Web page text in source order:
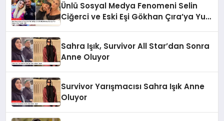
Ünlü Sosyal Medya Fenomeni Selin
Ciğerci ve Eski Eşi Gökhan Çıra’ya Yurt
Sahra Işık, Survivor All Star’dan Sonra
Anne Oluyor
Survivor Yarışmacısı Sahra Işık Anne
Oluyor